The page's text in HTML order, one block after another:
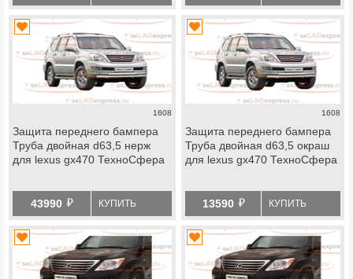
1608
Защита переднего бампера
Труба двойная d63,5 нерж
для lexus gx470 ТехноСфера
43990 й КУПИТЬ
1608
Защита переднего бампера
Труба двойная d63,5 окраш
для lexus gx470 ТехноСфера
13590 й КУПИТЬ